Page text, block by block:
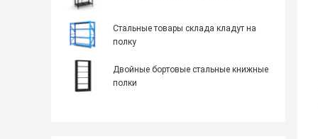
Стальные товары склада кладут на
полку
Двойные бортовые стальные книжные
полки